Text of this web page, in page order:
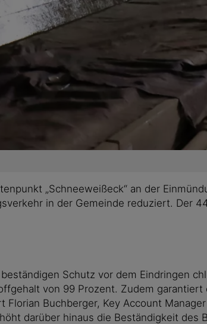
„Schneeweißeck“ an der
in der Gemeinde reduziert. Der
Schutz vor dem Eindringen
von 99 Prozent. Zudem
Buchberger, Key Account
darüber hinaus die Beständigkeit des